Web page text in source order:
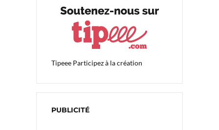
Tipeee Participez à la création
PUBLICITÉ